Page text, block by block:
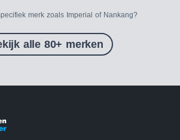
merk zoals Imperial of Nankang?
alle 80+ merken